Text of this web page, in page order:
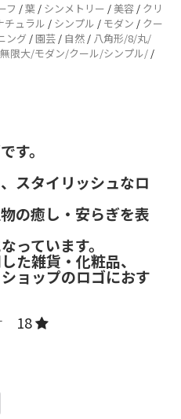
フ /葉 / シンメトリー /美容 / クリ
チュラル / シンプル / モダン / クー
ング / 園芸 / 自然 / 八角形/8/丸/
限大/モダン/クール/シンプル/ /
す。
スタイリッシュなロ
の癒し・安らぎを表
っています。
た雑貨・化粧品、
ョップのロゴにおす
18